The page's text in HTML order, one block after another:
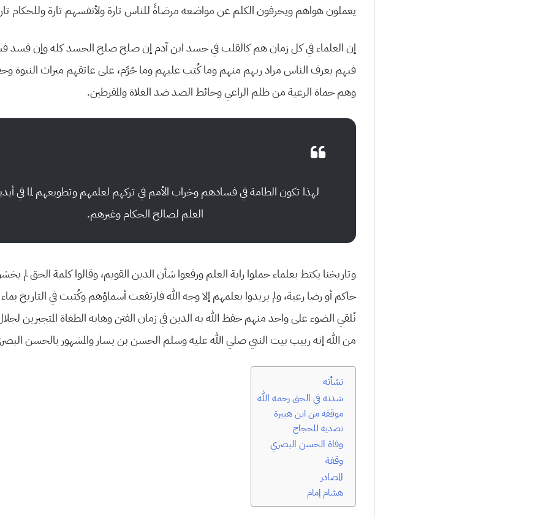
يعملون هواهم ويحرفون الكلم عن مواضعه مرضاةً للناس تارة ولأنفسهم تارة وللحكام
إن العلماء في كل زمان هم كالقلب في جسد ابن آدم إن صلح صلح الجسد كله وإن فسد
فبهم يعرف الناس مراد ربهم منهم وما كُتب عليهم وما حُرِّم، على عاتقهم ميراث النبوة
وهم حماة الرعية من ظلم الراعي وحائط الصد ضد الغلاة والمفرطين.
لهذا تكون الطامة في فسادهم وخراب الأمم في تركهم لعلمهم وتطويعهم لما في
العلم لصالح الحكام وغيرهم.
وتاريخنا يكتظ بعلماء حملوا راية العلم ورفعوا شأن الدين القويم، وقالوا كلمة الحق لم
حاكم أو رضا رعية، ولم يريدوا بعلمهم إلا وجه الله فارتفعت أسماؤهم وكُتبت في التاريخ
نُلقي الضوء على واحد منهم حفظ الله به الدين في زمان الفتن وهابه الطغاة المتجبرين
من الله إنه ربيب بيت النبي صلي الله عليه وسلم الحسن بن يسار والمشهور بالحسن
نشأته
شدته في الحق رحمه الله
موقفه من ابن هبيرة
تصديه للحجاج
وفاة الحسن البصري
وقفة
المصادر
هشام إمام